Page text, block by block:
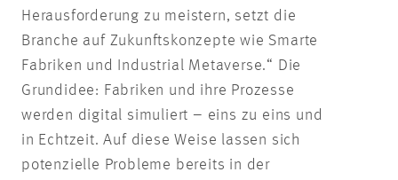
Herausforderung zu meistern, setzt die
Branche auf Zukunftskonzepte wie Smarte
Fabriken und Industrial Metaverse.“ Die
Grundidee: Fabriken und ihre Prozesse
werden digital simuliert – eins zu eins und
in Echtzeit. Auf diese Weise lassen sich
potenzielle Probleme bereits in der